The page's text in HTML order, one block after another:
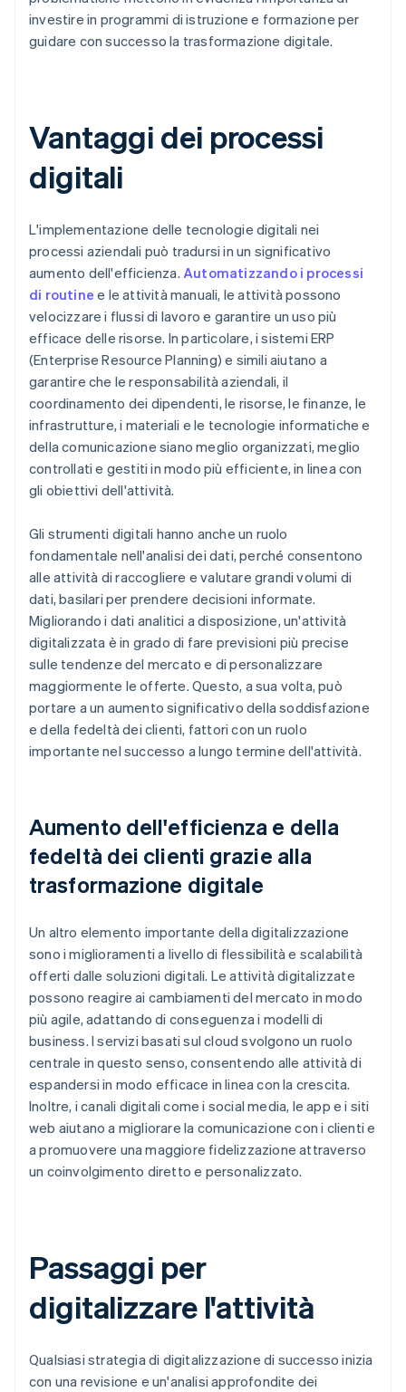
investire in programmi di istruzione e formazione per
guidare con successo la trasformazione digitale.
Vantaggi dei processi
digitali
L'implementazione delle tecnologie digitali nei
processi aziendali può tradursi in un significativo
aumento dell'efficienza. Automatizzando i processi
di routine e le attività manuali, le attività possono
velocizzare i flussi di lavoro e garantire un uso più
efficace delle risorse. In particolare, i sistemi ERP
(Enterprise Resource Planning) e simili aiutano a
garantire che le responsabilità aziendali, il
coordinamento dei dipendenti, le risorse, le finanze, le
infrastrutture, i materiali e le tecnologie informatiche e
della comunicazione siano meglio organizzati, meglio
controllati e gestiti in modo più efficiente, in linea con
gli obiettivi dell'attività.
Gli strumenti digitali hanno anche un ruolo
fondamentale nell'analisi dei dati, perché consentono
alle attività di raccogliere e valutare grandi volumi di
dati, basilari per prendere decisioni informate.
Migliorando i dati analitici a disposizione, un'attività
digitalizzata è in grado di fare previsioni più precise
sulle tendenze del mercato e di personalizzare
maggiormente le offerte. Questo, a sua volta, può
portare a un aumento significativo della soddisfazione
e della fedeltà dei clienti, fattori con un ruolo
importante nel successo a lungo termine dell'attività.
Aumento dell'efficienza e della
fedeltà dei clienti grazie alla
trasformazione digitale
Un altro elemento importante della digitalizzazione
sono i miglioramenti a livello di flessibilità e scalabilità
offerti dalle soluzioni digitali. Le attività digitalizzate
possono reagire ai cambiamenti del mercato in modo
più agile, adattando di conseguenza i modelli di
business. I servizi basati sul cloud svolgono un ruolo
centrale in questo senso, consentendo alle attività di
espandersi in modo efficace in linea con la crescita.
Inoltre, i canali digitali come i social media, le app e i siti
web aiutano a migliorare la comunicazione con i clienti e
a promuovere una maggiore fidelizzazione attraverso
un coinvolgimento diretto e personalizzato.
Passaggi per
digitalizzare l'attività
Qualsiasi strategia di digitalizzazione di successo inizia
con una revisione e un'analisi approfondite dei